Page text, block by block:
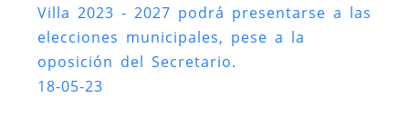
Villa 2023 - 2027 podrá presentarse a las
elecciones municipales, pese a la
oposición del Secretario.
18-05-23